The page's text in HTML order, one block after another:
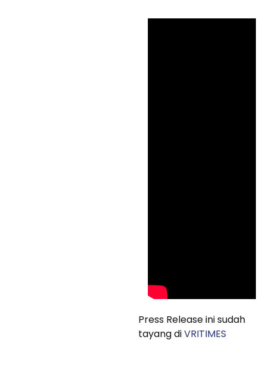
Press Release ini sudah
tayang diVRITIMES